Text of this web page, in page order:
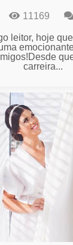
11169
leitor, hoje
carreira...